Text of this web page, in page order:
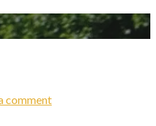
comment